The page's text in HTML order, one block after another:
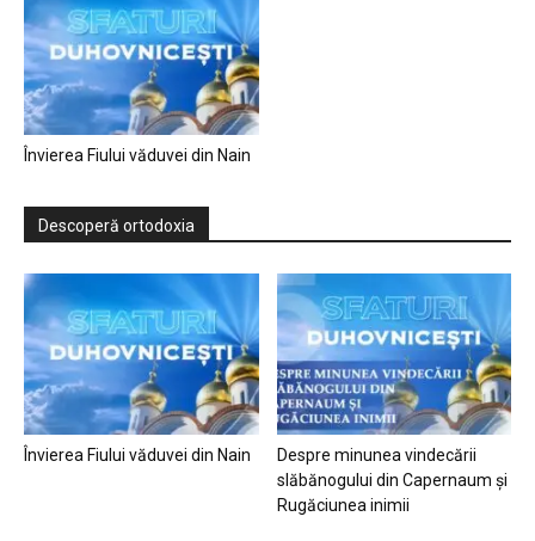
Învierea Fiului văduvei din Nain
Descoperă ortodoxia
Învierea Fiului văduvei din Nain
Despre minunea vindecării
slăbănogului din Capernaum și
Rugăciunea inimii